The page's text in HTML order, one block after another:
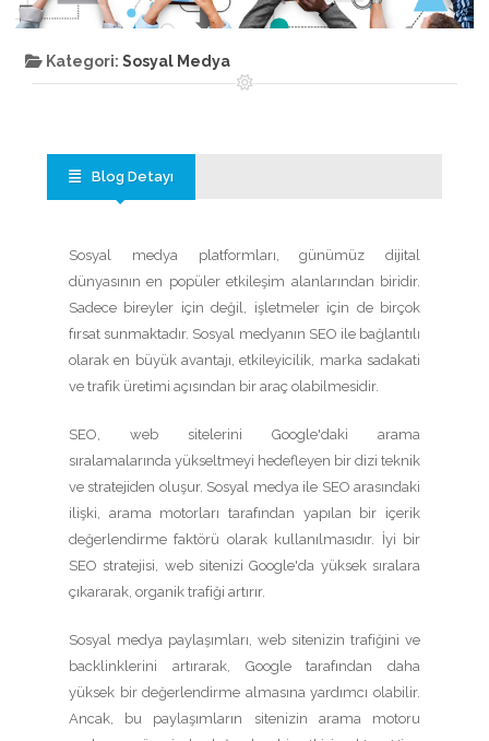
Kategori: Sosyal Medya
Blog Detayı
Sosyal medya platformları, günümüz dijital
dünyasının en popüler etkileşim alanlarından biridir.
Sadece bireyler için değil, işletmeler için de birçok
fırsat sunmaktadır. Sosyal medyanın SEO ile bağlantılı
olarak en büyük avantajı, etkileyicilik, marka sadakati
ve trafik üretimi açısından bir araç olabilmesidir.
SEO, web sitelerini Google'daki arama
sıralamalarında yükseltmeyi hedefleyen bir dizi teknik
ve stratejiden oluşur. Sosyal medya ile SEO arasındaki
ilişki, arama motorları tarafından yapılan bir içerik
değerlendirme faktörü olarak kullanılmasıdır. İyi bir
SEO stratejisi, web sitenizi Google'da yüksek sıralara
çıkararak, organik trafiği artırır.
Sosyal medya paylaşımları, web sitenizin trafiğini ve
backlinklerini artırarak, Google tarafından daha
yüksek bir değerlendirme almasına yardımcı olabilir.
Ancak, bu paylaşımların sitenizin arama motoru